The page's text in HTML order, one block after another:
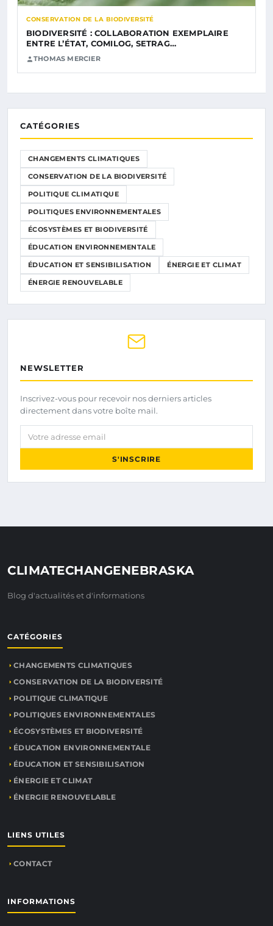
CONSERVATION DE LA BIODIVERSITÉ
BIODIVERSITÉ : COLLABORATION EXEMPLAIRE
ENTRE L’ÉTAT, COMILOG, SETRAG…
THOMAS MERCIER
CATÉGORIES
CHANGEMENTS CLIMATIQUES
CONSERVATION DE LA BIODIVERSITÉ
POLITIQUE CLIMATIQUE
POLITIQUES ENVIRONNEMENTALES
ÉCOSYSTÈMES ET BIODIVERSITÉ
ÉDUCATION ENVIRONNEMENTALE
ÉDUCATION ET SENSIBILISATION ÉNERGIE ET CLIMAT
ÉNERGIE RENOUVELABLE
NEWSLETTER
Inscrivez-vous pour recevoir nos derniers articles
directement dans votre boîte mail.
Votre adresse email
S'INSCRIRE
CLIMATECHANGENEBRASKA
Blog d'actualités et d'informations
CATÉGORIES
CHANGEMENTS CLIMATIQUES
CONSERVATION DE LA BIODIVERSITÉ
POLITIQUE CLIMATIQUE
POLITIQUES ENVIRONNEMENTALES
ÉCOSYSTÈMES ET BIODIVERSITÉ
ÉDUCATION ENVIRONNEMENTALE
ÉDUCATION ET SENSIBILISATION
ÉNERGIE ET CLIMAT
ÉNERGIE RENOUVELABLE
LIENS UTILES
CONTACT
INFORMATIONS